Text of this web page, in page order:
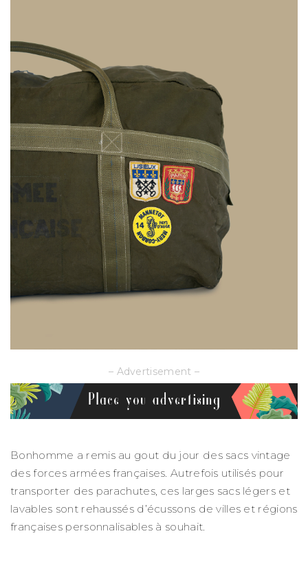
– Advertisement –
Bonhomme a remis au gout du jour des sacs vintage
des forces armées françaises. Autrefois utilisés pour
transporter des parachutes, ces larges sacs légers et
lavables sont rehaussés d’écussons de villes et régions
françaises personnalisables à souhait.